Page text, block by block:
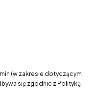
(w zakresie dotyczącym
się zgodnie z Polityką